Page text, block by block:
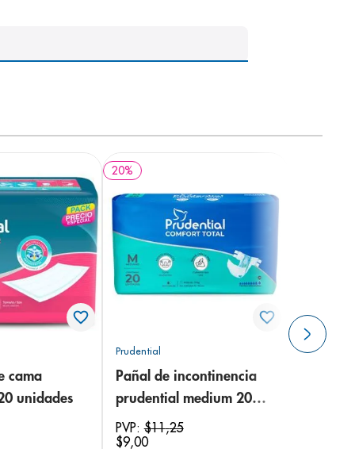
cama
unidades
20%
Prudential
Pañal de incontinencia
prudential medium 20
unidades
PVP:$11,25
$9,00